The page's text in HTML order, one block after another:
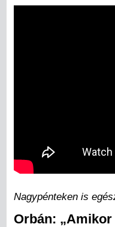
Nagypénteken is
Orbán: